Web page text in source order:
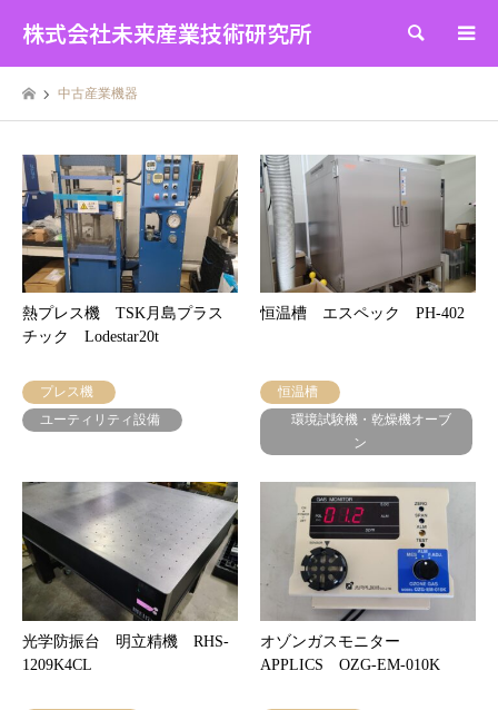
株式会社未来産業技術研究所 検索
中古産業機器
熱プレス機 TSK月島プラス
チック Lodestar20t
プレス機
ユーティリティ設備
恒温槽 エスペック PH-402
恒温槽
環境試験機・乾燥機オーブ
ン
光学防振台 明立精機 RHS-
1209K4CL
オゾンガスモニター
APPLICS OZG-EM-010K